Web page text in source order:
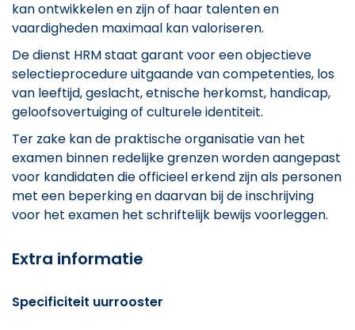
kan ontwikkelen en zijn of haar talenten en
vaardigheden maximaal kan valoriseren.
De dienst HRM staat garant voor een objectieve
selectieprocedure uitgaande van competenties, los
van leeftijd, geslacht, etnische herkomst, handicap,
geloofsovertuiging of culturele identiteit.
Ter zake kan de praktische organisatie van het
examen binnen redelijke grenzen worden aangepast
voor kandidaten die officieel erkend zijn als personen
met een beperking en daarvan bij de inschrijving
voor het examen het schriftelijk bewijs voorleggen.
Extra informatie
Specificiteit uurrooster